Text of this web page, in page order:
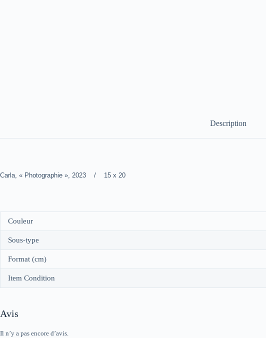
Description
Carla, « Photographie », 2023 / 15 x 20
Couleur
Sous-type
Format (cm)
Item Condition
Avis
Il n’y a pas encore d’avis.